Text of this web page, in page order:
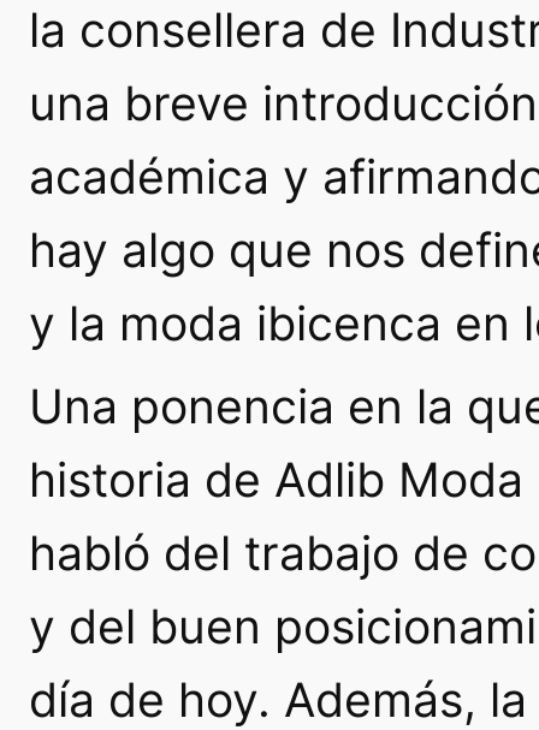
la consellera de
una breve
académica y
hay algo que nos
y la moda ibicenca en
Una ponencia en la
historia de Adlib
habló del trabajo de
y del buen
día de hoy. Además,